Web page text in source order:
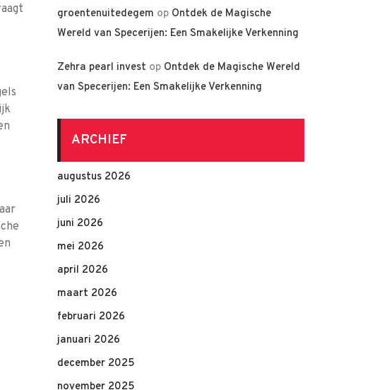
groentenuitedegem op Ontdek de Magische
Wereld van Specerijen: Een Smakelijke Verkenning
Zehra pearl invest op Ontdek de Magische Wereld
van Specerijen: Een Smakelijke Verkenning
ARCHIEF
augustus 2026
juli 2026
juni 2026
mei 2026
april 2026
maart 2026
februari 2026
januari 2026
december 2025
november 2025